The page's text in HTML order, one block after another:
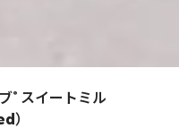
® スイートミル
）